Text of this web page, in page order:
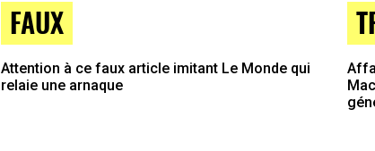
FAUX
Attention à ce faux article imitant Le Monde qui
relaie une arnaque